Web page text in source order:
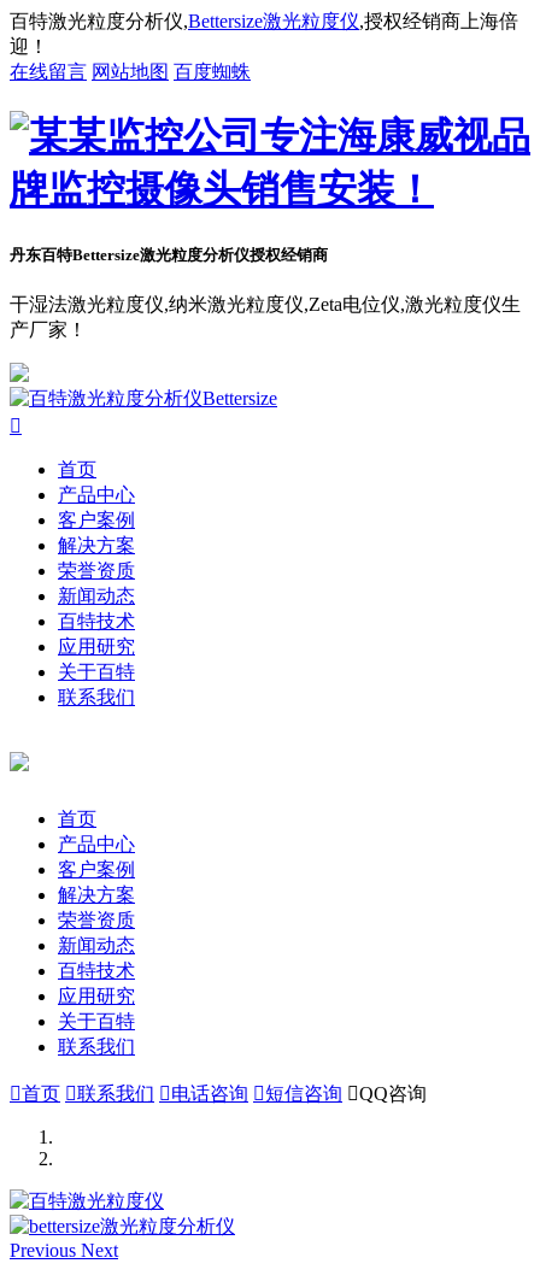
百特激光粒度分析仪,Bettersize激光粒度仪,授权经销商上海倍
迎！
在线留言 网站地图 百度蜘蛛
丹东百特Bettersize激光粒度分析仪授权经销商
干湿法激光粒度仪,纳米激光粒度仪,Zeta电位仪,激光粒度仪生
产厂家！

首页
产品中心
客户案例
解决方案
荣誉资质
新闻动态
百特技术
应用研究
关于百特
联系我们
首页
产品中心
客户案例
解决方案
荣誉资质
新闻动态
百特技术
应用研究
关于百特
联系我们
首页 联系我们 电话咨询 短信咨询 QQ咨询
Previous Next